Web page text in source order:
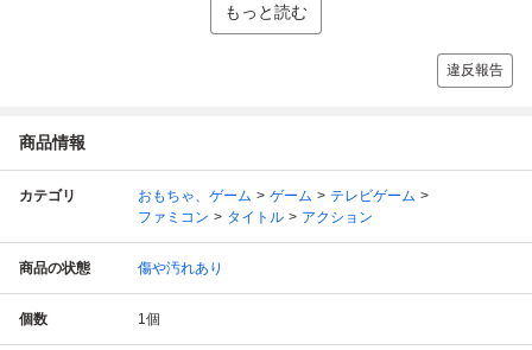
もっと読む
違反報告
商品情報
カテゴリ おもちゃ、ゲーム ゲーム
テレビゲーム
ファミコン
タイトル アクション
商品の状態 傷や汚れあり
個数 1個